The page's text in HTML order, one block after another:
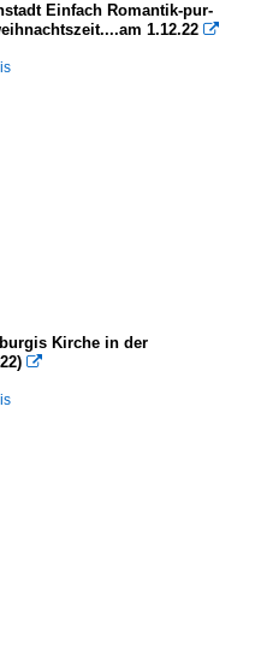
Einfach Romantik-pur-
1.12.22 
Kirche in der
